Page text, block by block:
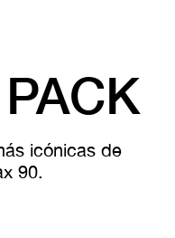
icónicas de
90.